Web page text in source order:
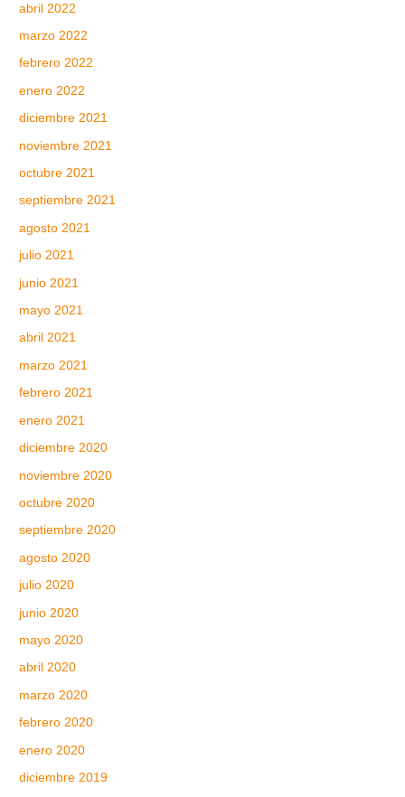
abril 2022
marzo 2022
febrero 2022
enero 2022
diciembre 2021
noviembre 2021
octubre 2021
septiembre 2021
agosto 2021
julio 2021
junio 2021
mayo 2021
abril 2021
marzo 2021
febrero 2021
enero 2021
diciembre 2020
noviembre 2020
octubre 2020
septiembre 2020
agosto 2020
julio 2020
junio 2020
mayo 2020
abril 2020
marzo 2020
febrero 2020
enero 2020
diciembre 2019